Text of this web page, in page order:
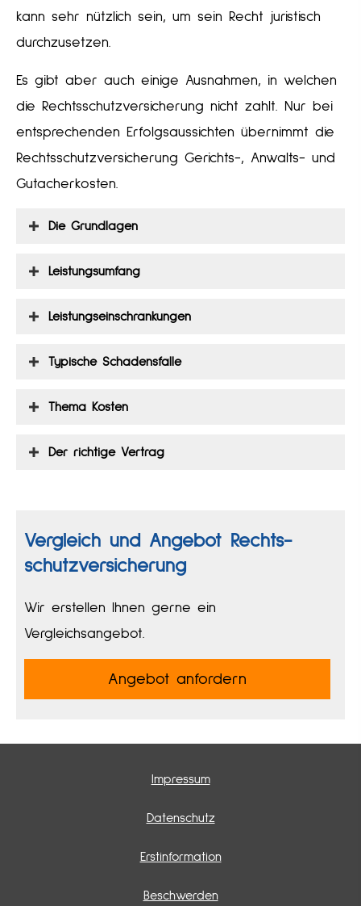
kann sehr nützlich sein, um sein Recht juristisch
durchzusetzen.
Es gibt aber auch einige Ausnahmen, in welchen
die Rechts­schutz­ver­si­che­rung nicht zahlt. Nur bei
entsprechenden Erfolgsaussichten übernimmt die
Rechts­schutz­ver­si­che­rung Gerichts-, Anwalts- und
Gutacherkosten.
Die Grundlagen
Leistungsumfang
Leistungseinschränkungen
Typische Schadensfälle
Thema Kosten
Der richtige Vertrag
Vergleich und Angebot Rechts­
schutz­ver­si­che­rung
Wir erstellen Ihnen gerne ein
Vergleichsangebot.
An­ge­bot an­for­dern
Impressum
Datenschutz
Erstinformation
Beschwerden